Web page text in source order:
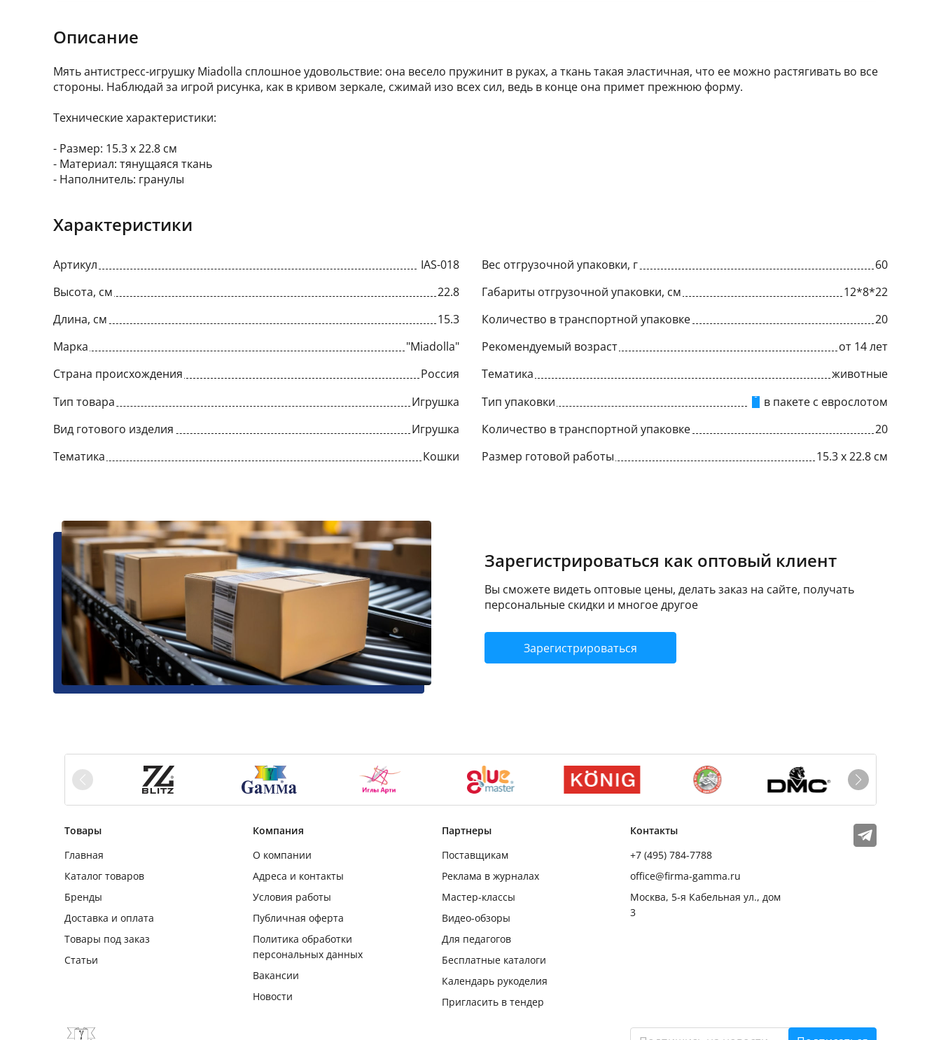
Описание
Мять антистресс-игрушку Miadolla сплошное удовольствие: она весело пружинит в руках, а ткань такая эластичная, что ее можно растягивать во все
стороны. Наблюдай за игрой рисунка, как в кривом зеркале, сжимай изо всех сил, ведь в конце она примет прежнюю форму.
Технические характеристики:
- Размер: 15.3 х 22.8 см
- Материал: тянущаяся ткань
- Наполнитель: гранулы
Характеристики
Артикул IAS-018 Вес отгрузочной упаковки, г
60
Высота, см
22.8 Габариты отгрузочной упаковки, см
12*8*22
Длина, см
15.3 Количество в транспортной упаковке
20
Марка
"Miadolla" Рекомендуемый возраст
от 14 лет
Страна происхождения
Россия Тематика
животные
Тип товара
Игрушка Тип упаковки
в пакете с еврослотом
Вид готового изделия
Игрушка Количество в транспортной упаковке
20
Тематика
Кошки Размер готовой работы 15.3 x 22.8 см
Зарегистрироваться как оптовый клиент
Вы сможете видеть оптовые цены, делать заказ на сайте, получать
персональные скидки и многое другое
Зарегистрироваться
Товары
Главная
Каталог товаров
Бренды
Доставка и оплата
Товары под заказ
Статьи
Компания
О компании
Адреса и контакты
Условия работы
Публичная оферта
Политика обработки
персональных данных
Вакансии
Новости
Партнеры
Поставщикам
Реклама в журналах
Мастер-классы
Видео-обзоры
Для педагогов
Бесплатные каталоги
Календарь рукоделия
Пригласить в тендер
Контакты
+7 (495) 784-7788
office@firma-gamma.ru
Москва, 5-я Кабельная ул., дом
3
Мы в соцсетях
Телеграм